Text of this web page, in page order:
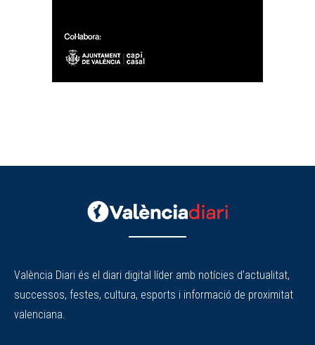
València Diari és el diari digital líder amb notícies d'actualitat,
successos, festes, cultura, esports i informació de proximitat
valenciana.